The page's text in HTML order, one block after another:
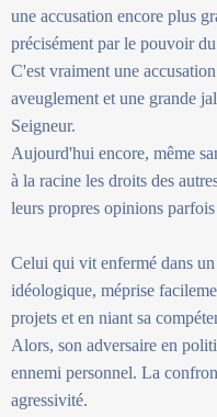
une accusation encore plus
précisément par le pouvoir
C'est vraiment une
aveuglement et une grande
Seigneur.
Aujourd'hui encore, même
à la racine les droits des
leurs propres opinions
Celui qui vit enfermé dans
idéologique, méprise
projets et en niant sa
Alors, son adversaire en
ennemi personnel. La
agressivité.